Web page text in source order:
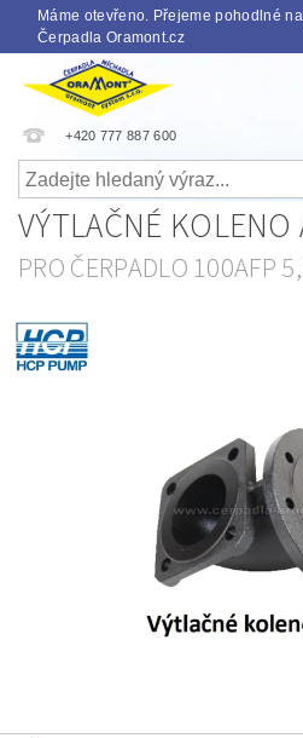
Máme otevřeno. Přejeme pohodlné
Čerpadla Oramont.cz
+420 777 887 600
VÝTLAČNÉ
PRO ČERPADLO 100AFP